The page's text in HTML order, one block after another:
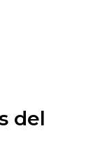
del